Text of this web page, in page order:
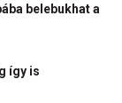
belebukhat a
így is